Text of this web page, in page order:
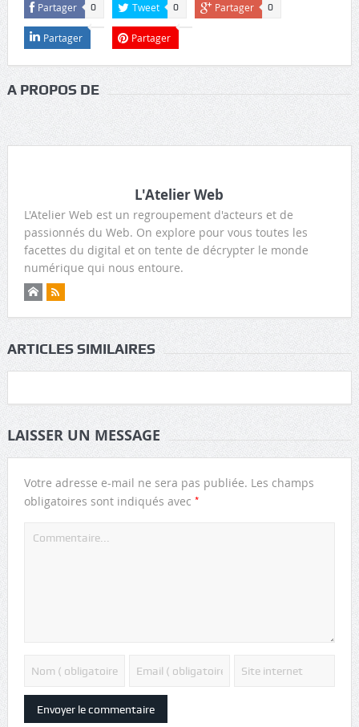
Partager 0 Tweet 0 Partager 0
Partager Partager
A PROPOS DE
L'Atelier Web
L'Atelier Web est un regroupement d'acteurs et de
passionnés du Web. On explore pour vous toutes les
facettes du digital et on tente de décrypter le monde
numérique qui nous entoure.
ARTICLES SIMILAIRES
LAISSER UN MESSAGE
Votre adresse e-mail ne sera pas publiée. Les champs
obligatoires sont indiqués avec *